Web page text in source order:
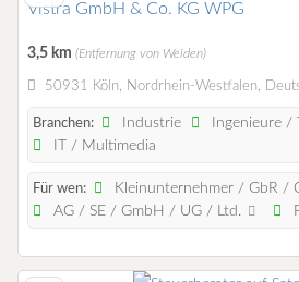
Vistra GmbH & Co. KG WPG
3,5 km (Entfernung von Weiden)
50931 Köln, Nordrhein-Westfalen,
Branchen: Industrie
Ingenieure /
IT / Multimedia
Für wen:
Kleinunternehmer / GbR /
AG / SE / GmbH / UG / Ltd.